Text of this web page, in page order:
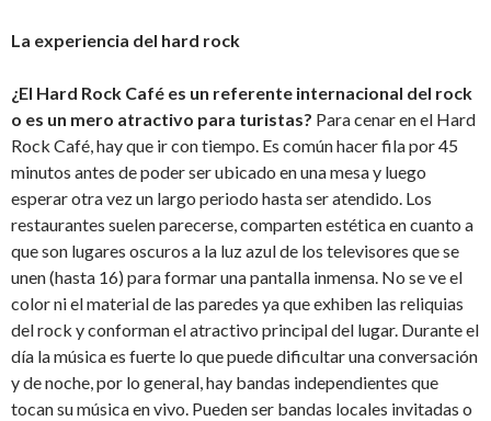
La experiencia del hard rock
¿El Hard Rock Café es un referente internacional del rock
o es un mero atractivo para turistas? Para cenar en el Hard
Rock Café, hay que ir con tiempo. Es común hacer fila por 45
minutos antes de poder ser ubicado en una mesa y luego
esperar otra vez un largo periodo hasta ser atendido. Los
restaurantes suelen parecerse, comparten estética en cuanto a
que son lugares oscuros a la luz azul de los televisores que se
unen (hasta 16) para formar una pantalla inmensa. No se ve el
color ni el material de las paredes ya que exhiben las reliquias
del rock y conforman el atractivo principal del lugar. Durante el
día la música es fuerte lo que puede dificultar una conversación
y de noche, por lo general, hay bandas independientes que
tocan su música en vivo. Pueden ser bandas locales invitadas o